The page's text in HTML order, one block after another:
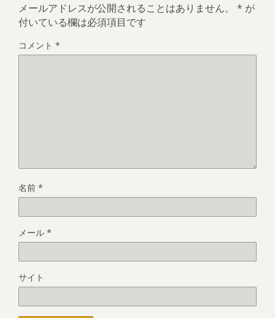
メールアドレスが公開されることはありません。 * が
付いている欄は必須項目です
コメント *
名前 *
メール *
サイト